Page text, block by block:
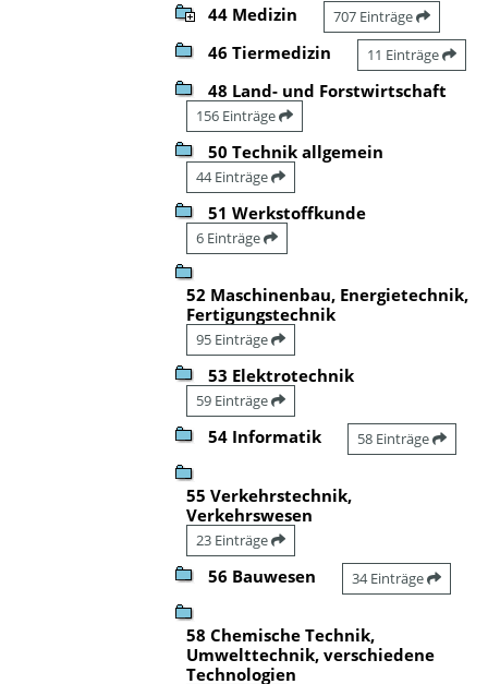
44 Medizin 707 Einträge
46 Tiermedizin 11 Einträge
48 Land- und Forstwirtschaft
156 Einträge
50 Technik allgemein
44 Einträge
51 Werkstoffkunde
6 Einträge
52 Maschinenbau, Energietechnik,
Fertigungstechnik
95 Einträge
53 Elektrotechnik
59 Einträge
54 Informatik 58 Einträge
55 Verkehrstechnik,
Verkehrswesen
23 Einträge
56 Bauwesen 34 Einträge
58 Chemische Technik,
Umwelttechnik, verschiedene
Technologien